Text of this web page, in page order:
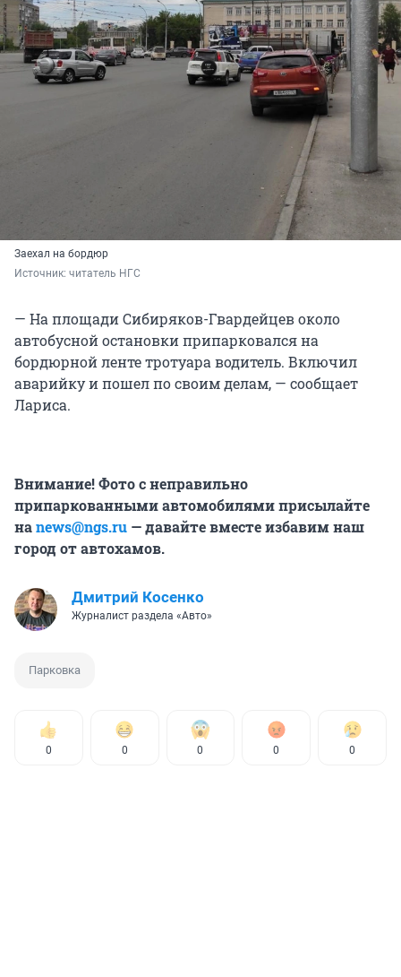
Заехал на бордюр
Источник: читатель НГС
— На площади Сибиряков-Гвардейцев около
автобусной остановки припарковался на
бордюрной ленте тротуара водитель. Включил
аварийку и пошел по своим делам, — сообщает
Лариса.
Внимание! Фото с неправильно
припаркованными автомобилями присылайте
наnews@ngs.ru — давайте вместе избавим наш
город от автохамов.
Дмитрий Косенко
Журналист раздела «Авто»
Парковка
0 0 0 0 0